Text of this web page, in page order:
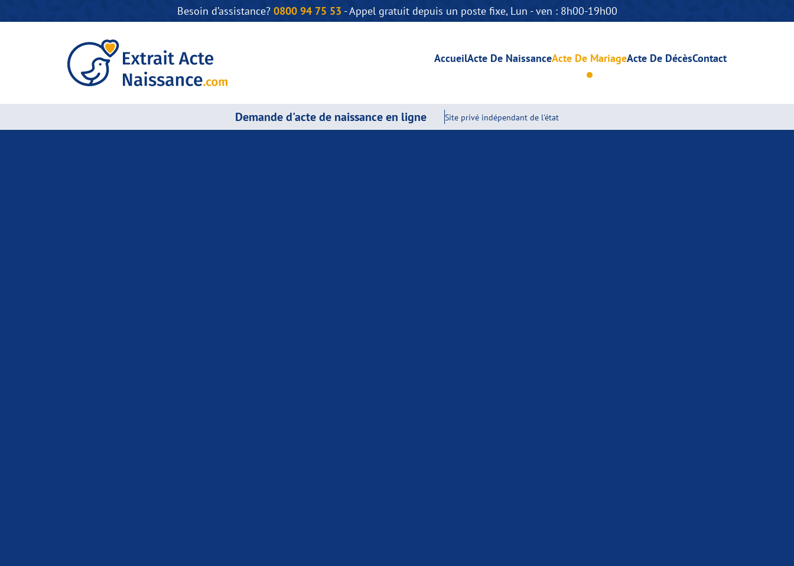
Besoin d’assistance? 0800 94 75 53 - Appel gratuit depuis un poste fixe, Lun - ven : 8h00-19h00
AccueilActe De NaissanceActe De MariageActe De DécèsContact
Demande d'acte de naissance en ligne Site privé indépendant de l'état